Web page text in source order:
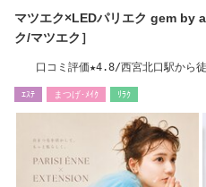
マツエク×LEDパリエク gem by
ク/マツエク］
口コミ評価★4.8/西宮北口駅から
ｴｽﾃ まつげ･ﾒｲｸ ﾘﾗｸ